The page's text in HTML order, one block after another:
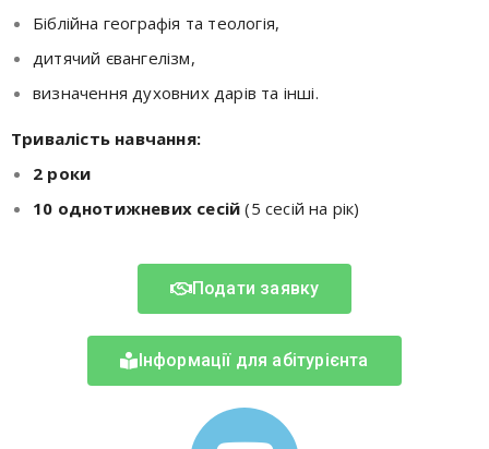
Біблійна географія та теологія,
дитячий євангелізм,
визначення духовних дарів та інші.
Тривалість навчання:
2 роки
10 однотижневих сесій (5 сесій на рік)
Подати заявку
Інформації для абітурієнта